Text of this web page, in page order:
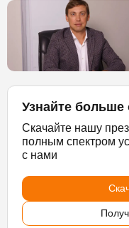
Узнайте
Скачайте нашу
полным спектром
с нами